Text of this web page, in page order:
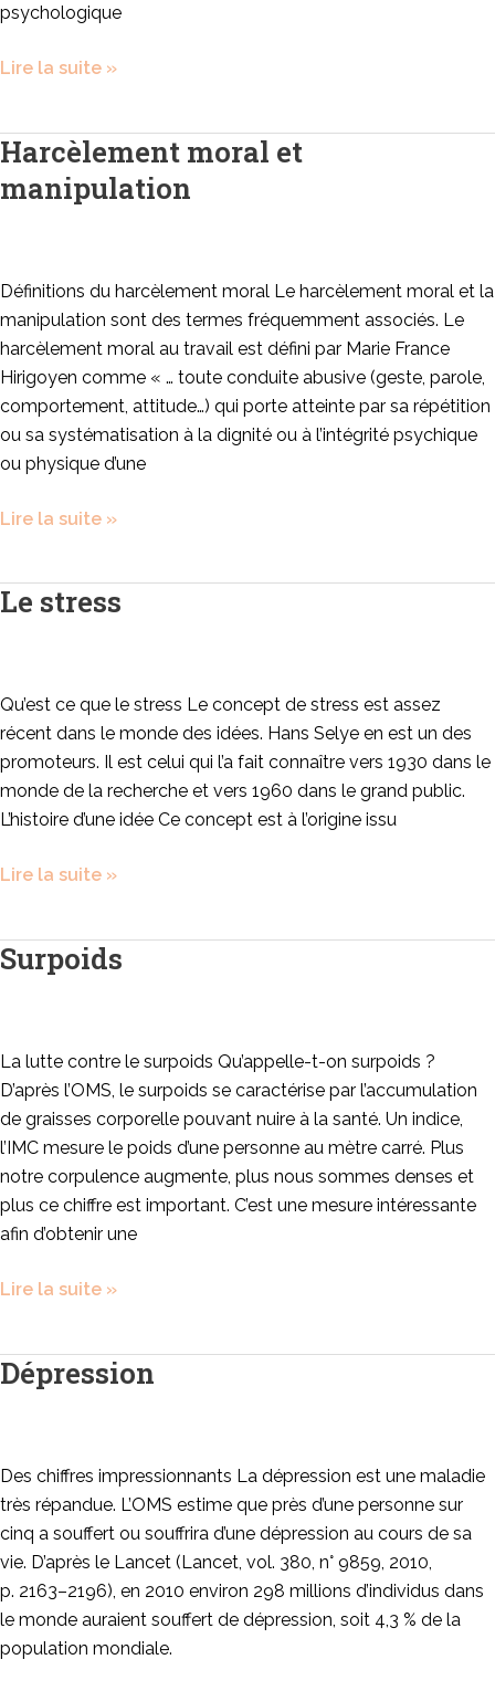
psychologique
Lire la suite »
Harcèlement moral et
manipulation
Définitions du harcèlement moral Le harcèlement moral et la
manipulation sont des termes fréquemment associés. Le
harcèlement moral au travail est défini par Marie France
Hirigoyen comme « … toute conduite abusive (geste, parole,
comportement, attitude…) qui porte atteinte par sa répétition
ou sa systématisation à la dignité ou à l’intégrité psychique
ou physique d’une
Harcèlement
et
Lire la suite »
Le stress
Qu’est ce que le stress Le concept de stress est assez
récent dans le monde des idées. Hans Selye en est un des
promoteurs. Il est celui qui l’a fait connaître vers 1930 dans le
monde de la recherche et vers 1960 dans le grand public.
L’histoire d’une idée Ce concept est à l’origine issu
Le
Lire la suite »
Surpoids
La lutte contre le surpoids Qu’appelle-t-on surpoids ?
D’après l’OMS, le surpoids se caractérise par l’accumulation
de graisses corporelle pouvant nuire à la santé. Un indice,
l’IMC mesure le poids d’une personne au mètre carré. Plus
notre corpulence augmente, plus nous sommes denses et
plus ce chiffre est important. C’est une mesure intéressante
afin d’obtenir une
Surpoids
Lire la suite »
Dépression
Des chiffres impressionnants La dépression est une maladie
très répandue. L’OMS estime que près d’une personne sur
cinq a souffert ou souffrira d’une dépression au cours de sa
vie. D’après le Lancet (Lancet, vol. 380, n° 9859,‎ 2010,
p. 2163–2196), en 2010 environ 298 millions d’individus dans
le monde auraient souffert de dépression, soit 4,3 % de la
population mondiale.
Dépression